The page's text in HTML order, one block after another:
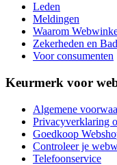
Leden
Meldingen
Waarom
Zekerheden en
Voor consumenten
Keurmerk voor
Algemene
Privacyverklaring
Goedkoop
Controleer je
Telefoonservice